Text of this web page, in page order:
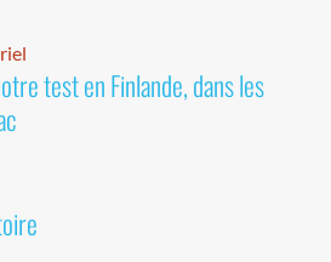
test en Finlande, dans les